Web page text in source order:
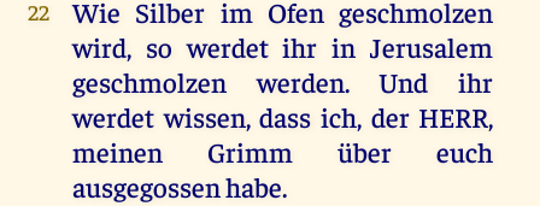
22 Wie Silber im Ofengeschmolzen
wird, so werdet ihr in Jerusalem
geschmolzenwerden.Und
ihr
werdet wissen, dass ich, der HERR,
meinen
Grimm über
euch
ausgegossenhabe.